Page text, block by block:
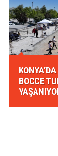
BOCCE